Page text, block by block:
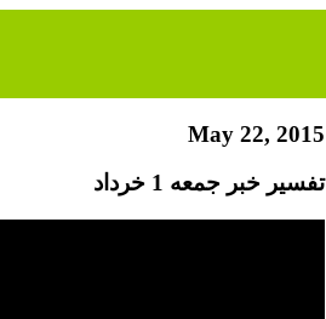
May 22, 2015
تفسیر خبر جمعه 1 خرداد